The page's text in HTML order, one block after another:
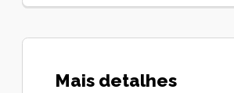
Mais detalhes